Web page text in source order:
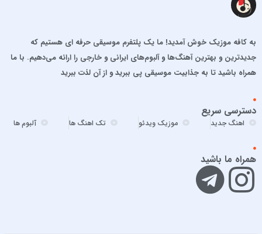
ادریس محمدپور
افشین آذری
افشین خان
الجان
امید جهان
امید حاجیلی
امیر ارسلان
امیر برکو
امیر تتلو
به کافه موزیک خوش آمدید! ما یک پلتفرم موسیقی حرفه ای هستیم که
جدیدترین و بهترین آهنگ‌ها و آلبوم‌های ایرانی و خارجی را ارائه می‌دهیم. با ما
همراه باشید تا به جذابیت موسیقی پی ببرید و از آن لذت ببرید
دسترسی سریع
اهنگ جدید موزیک ویدئو تک اهنگ ها آلبوم ها
همراه ما باشید